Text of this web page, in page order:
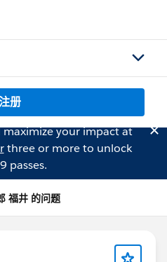
册
your impact at
three or more to unlock
passes.
福井 的问题